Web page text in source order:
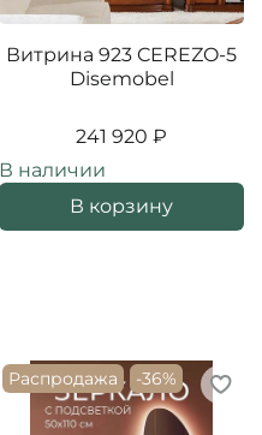
Витрина 923 CEREZO-5
Disemobel
241 920 ₽
В наличии
В корзину
Распродажа -36%